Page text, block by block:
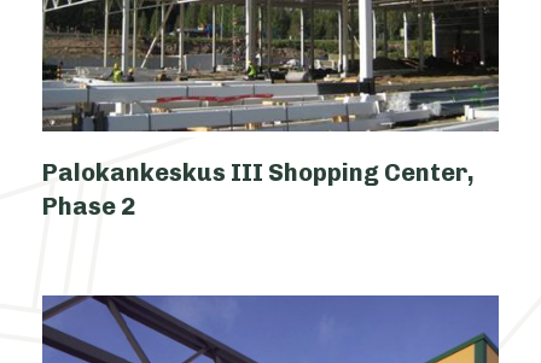
Palokankeskus III Shopping Center,
Phase 2